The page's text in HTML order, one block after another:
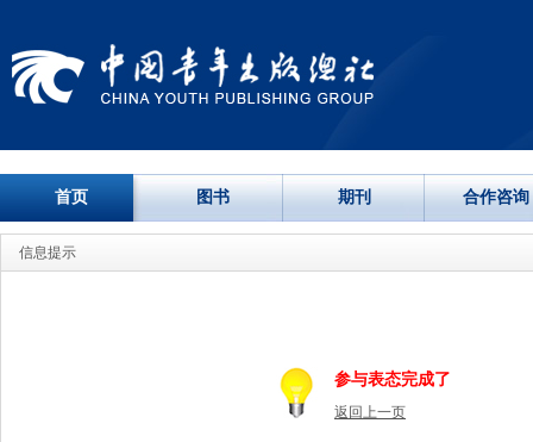
首页 图书 期刊 合作咨询
信息提示
参与表态完成了
返回上一页